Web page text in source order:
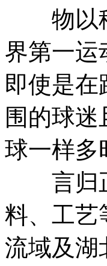
物以稀
界第一运
即使是在
围的球
球一样多
言归正
料、工艺
流域及湖